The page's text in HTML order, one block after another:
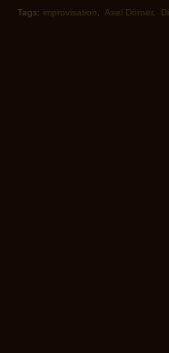
Tags: improvisation Axel Dörner,